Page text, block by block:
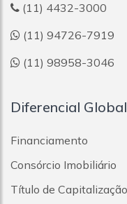
(11) 4432-3000
(11) 94726-7919
(11) 98958-3046
Diferencial
Financiamento
Consórcio Imobiliário
Título de Capitalização